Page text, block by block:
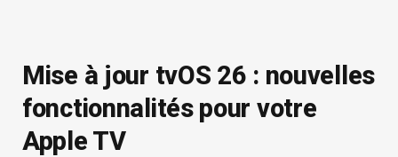
Mise à jour tvOS 26 : nouvelles
fonctionnalités pour votre
Apple TV